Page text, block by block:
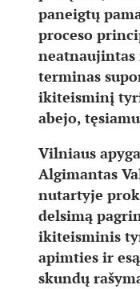
paneigtų
proceso
neatnaujintas
terminas
ikiteisminį
abejo,
Vilniaus
Algimantas
nutartyje
delsimą
ikiteisminis
apimties ir
skundų